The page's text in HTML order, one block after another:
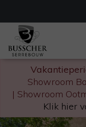
Showroom
| Showroom
Klik hier